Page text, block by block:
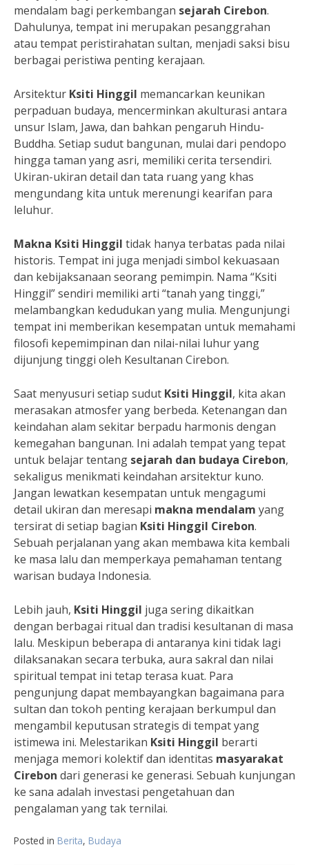
mendalam bagi perkembangan sejarah Cirebon.
Dahulunya, tempat ini merupakan pesanggrahan
atau tempat peristirahatan sultan, menjadi saksi bisu
berbagai peristiwa penting kerajaan.
Arsitektur Ksiti Hinggil memancarkan keunikan
perpaduan budaya, mencerminkan akulturasi antara
unsur Islam, Jawa, dan bahkan pengaruh Hindu-
Buddha. Setiap sudut bangunan, mulai dari pendopo
hingga taman yang asri, memiliki cerita tersendiri.
Ukiran-ukiran detail dan tata ruang yang khas
mengundang kita untuk merenungi kearifan para
leluhur.
Makna Ksiti Hinggil tidak hanya terbatas pada nilai
historis. Tempat ini juga menjadi simbol kekuasaan
dan kebijaksanaan seorang pemimpin. Nama “Ksiti
Hinggil” sendiri memiliki arti “tanah yang tinggi,”
melambangkan kedudukan yang mulia. Mengunjungi
tempat ini memberikan kesempatan untuk memahami
filosofi kepemimpinan dan nilai-nilai luhur yang
dijunjung tinggi oleh Kesultanan Cirebon.
Saat menyusuri setiap sudut Ksiti Hinggil, kita akan
merasakan atmosfer yang berbeda. Ketenangan dan
keindahan alam sekitar berpadu harmonis dengan
kemegahan bangunan. Ini adalah tempat yang tepat
untuk belajar tentang sejarah dan budaya Cirebon,
sekaligus menikmati keindahan arsitektur kuno.
Jangan lewatkan kesempatan untuk mengagumi
detail ukiran dan meresapi makna mendalam yang
tersirat di setiap bagian Ksiti Hinggil Cirebon.
Sebuah perjalanan yang akan membawa kita kembali
ke masa lalu dan memperkaya pemahaman tentang
warisan budaya Indonesia.
Lebih jauh, Ksiti Hinggil juga sering dikaitkan
dengan berbagai ritual dan tradisi kesultanan di masa
lalu. Meskipun beberapa di antaranya kini tidak lagi
dilaksanakan secara terbuka, aura sakral dan nilai
spiritual tempat ini tetap terasa kuat. Para
pengunjung dapat membayangkan bagaimana para
sultan dan tokoh penting kerajaan berkumpul dan
mengambil keputusan strategis di tempat yang
istimewa ini. Melestarikan Ksiti Hinggil berarti
menjaga memori kolektif dan identitas masyarakat
Cirebon dari generasi ke generasi. Sebuah kunjungan
ke sana adalah investasi pengetahuan dan
pengalaman yang tak ternilai.
Posted in Berita, Budaya